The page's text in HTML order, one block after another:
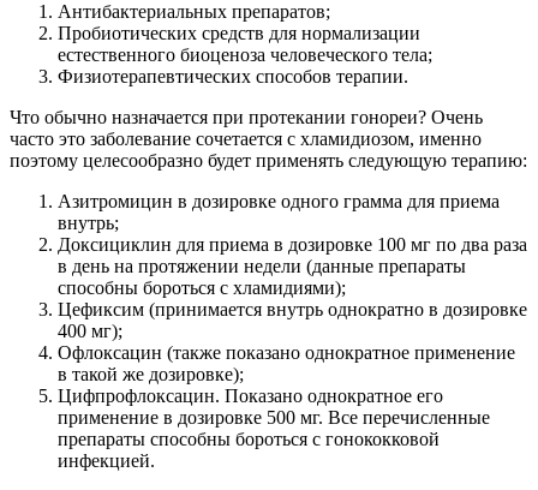
Антибактериальных препаратов;
Пробиотических средств для нормализации
естественного биоценоза человеческого тела;
Физиотерапевтических способов терапии.
Что обычно назначается при протекании гонореи? Очень
часто это заболевание сочетается с хламидиозом, именно
поэтому целесообразно будет применять следующую терапию:
Азитромицин в дозировке одного грамма для приема
внутрь;
Доксициклин для приема в дозировке 100 мг по два раза
в день на протяжении недели (данные препараты
способны бороться с хламидиями);
Цефиксим (принимается внутрь однократно в дозировке
400 мг);
Офлоксацин (также показано однократное применение
в такой же дозировке);
Цифпрофлоксацин. Показано однократное его
применение в дозировке 500 мг. Все перечисленные
препараты способны бороться с гонококковой
инфекцией.